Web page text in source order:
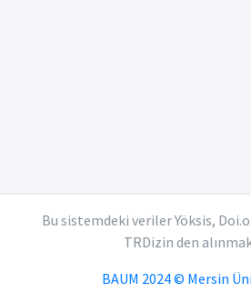
Bu sistemdeki veriler Yöksis,
TRDizin den
BAUM 2024 © Mersin